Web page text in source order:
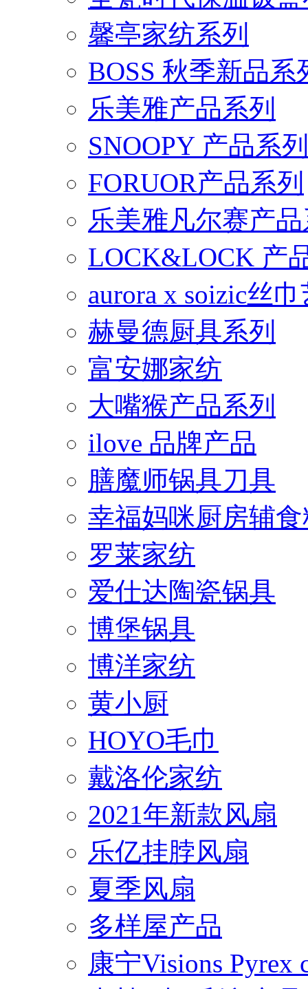
馨亭家纺系列
BOSS 秋季新品系
乐美雅产品系列
SNOOPY 产品系列
FORUOR产品系列
乐美雅凡尔赛产
LOCK&LOCK 产
aurora x soizic丝
赫曼德厨具系列
富安娜家纺
大嘴猴产品系列
ilove 品牌产品
膳魔师锅具刀具
幸福妈咪厨房辅
罗莱家纺
爱仕达陶瓷锅具
博堡锅具
博洋家纺
黄小厨
HOYO毛巾
戴洛伦家纺
2021年新款风扇
乐亿挂脖风扇
夏季风扇
多样屋产品
康宁Visions Pyrex